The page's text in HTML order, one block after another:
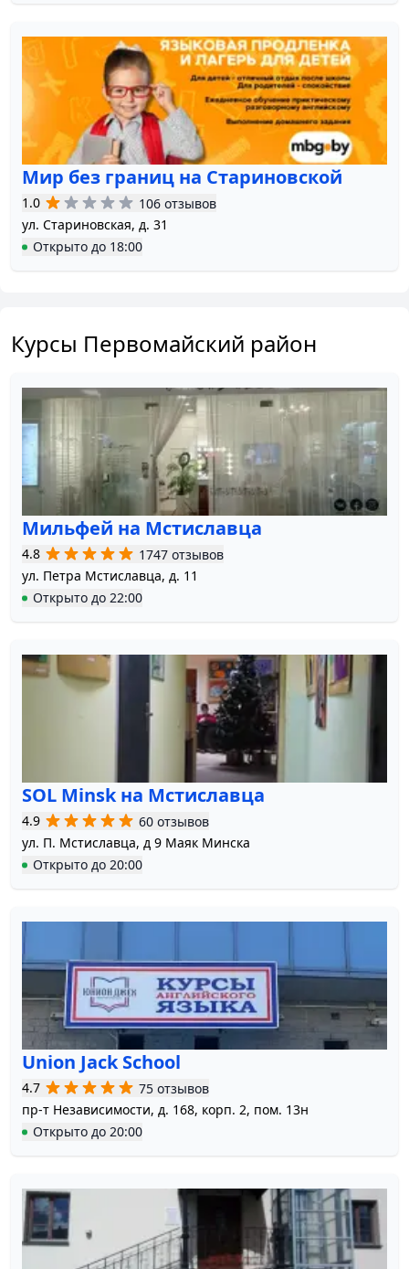
Мир без границ на Стариновской
1.0
106 отзывов
ул. Стариновская, д. 31
Открыто до 18:00
Курсы Первомайский район
Мильфей на Мстиславца
4.8
1747 отзывов
ул. Петра Мстиславца, д. 11
Открыто до 22:00
SOL Minsk на Мстиславца
4.9
60 отзывов
ул. П. Мстиславца, д 9 Маяк Минска
Открыто до 20:00
Union Jack School
4.7
75 отзывов
пр-т Независимости, д. 168, корп. 2, пом. 13н
Открыто до 20:00